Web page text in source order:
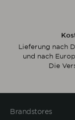
Lieferung nach
und nach
Die
Brandstores